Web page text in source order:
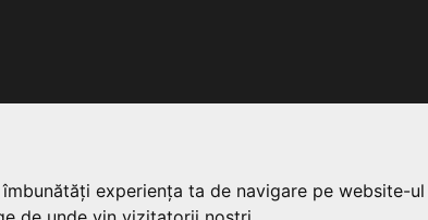
experiența ta de navigare pe website-